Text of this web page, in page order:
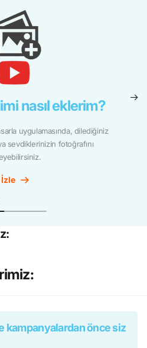
nasıl eklerim?
uygulamasında, dilediğiniz
sevdiklerinizin fotoğrafını
İzle
kampanyalardan önce siz